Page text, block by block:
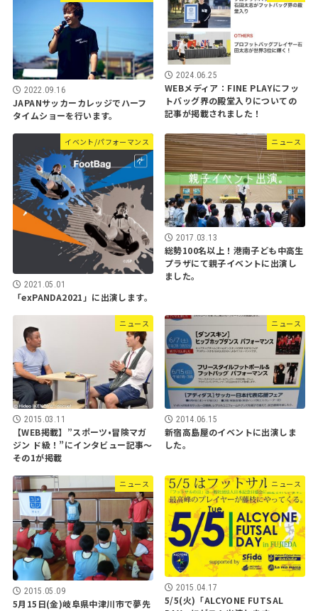
2022.09.16
JAPANサッカーカレッジでハーフ
タイムショーを行います。
2024.06.25
WEBメディア：FINE PLAYにフッ
トバッグ界の殿堂入りについての
記事が掲載されました！
イベント/パフォーマンス
2021.05.01
「exPANDA2021」に出演します。
ニュース
2017.03.13
総勢100名以上！港南子ども中高生
プラザにて親子イベントに出演し
ました。
ニュース
2015.03.11
【WEB掲載】”スポーツ•冒険マガ
ジン ド級！”にインタビュー記事〜
その1が掲載
ニュース
2014.06.15
新宿高島屋のイベントに出演しま
した。
ニュース
2015.05.09
5月15日(金)岐阜県中津川市で夢先
ニュース
2015.04.17
5/5(火)「ALCYONE FUTSAL